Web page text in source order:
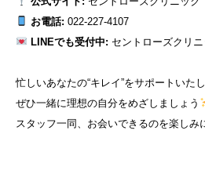
お電話: 022-227-4107
LINEでも受付中: セントローズクリ
忙しいあなたの“キレイ”をサポートいた
ぜひ一緒に理想の自分をめざしましょう
スタッフ一同、お会いできるのを楽しみ